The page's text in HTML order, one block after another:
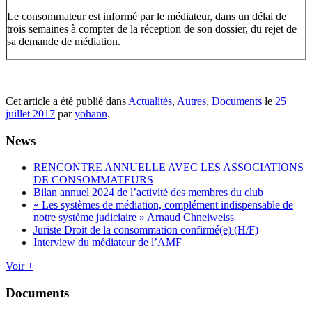
Le consommateur est informé par le médiateur, dans un délai de
trois semaines à compter de la réception de son dossier, du rejet de
sa demande de médiation.
Cet article a été publié dans Actualités, Autres, Documents le 25
juillet 2017 paryohann.
News
RENCONTRE ANNUELLE AVEC LES ASSOCIATIONS
DE CONSOMMATEURS
Bilan annuel 2024 de l’activité des membres du club
« Les systèmes de médiation, complément indispensable de
notre système judiciaire » Arnaud Chneiweiss
Juriste Droit de la consommation confirmé(e) (H/F)
Interview du médiateur de l’AMF
Voir +
Documents